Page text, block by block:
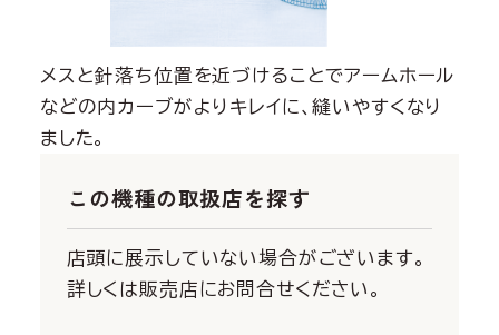
メスと針落ち位置を近づけることでアームホール
などの内カーブがよりキレイに、縫いやすくなり
ました。
この機種の取扱店を探す
店頭に展示していない場合がございます。
詳しくは販売店にお問合せください。